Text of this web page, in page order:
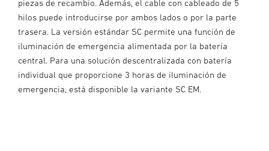
piezas de recambio. Además, el cable con cableado de 5
hilos puede introducirse por ambos lados o por la parte
trasera. La versión estándar SC permite una función de
iluminación de emergencia alimentada por la batería
central. Para una solución descentralizada con batería
individual que proporcione 3 horas de iluminación de
emergencia, está disponible la variante SC EM.